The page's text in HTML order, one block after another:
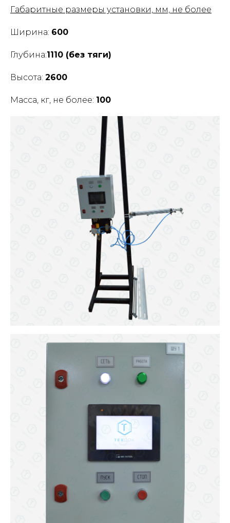
Габаритные размеры установки, мм, не более
Ширина: 600
Глубина:1110 (без тяги)
Высота: 2600
Масса, кг, не более: 100